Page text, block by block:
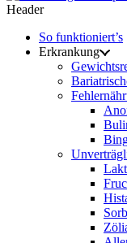
Header
So funktioniert’s
Erkrankung